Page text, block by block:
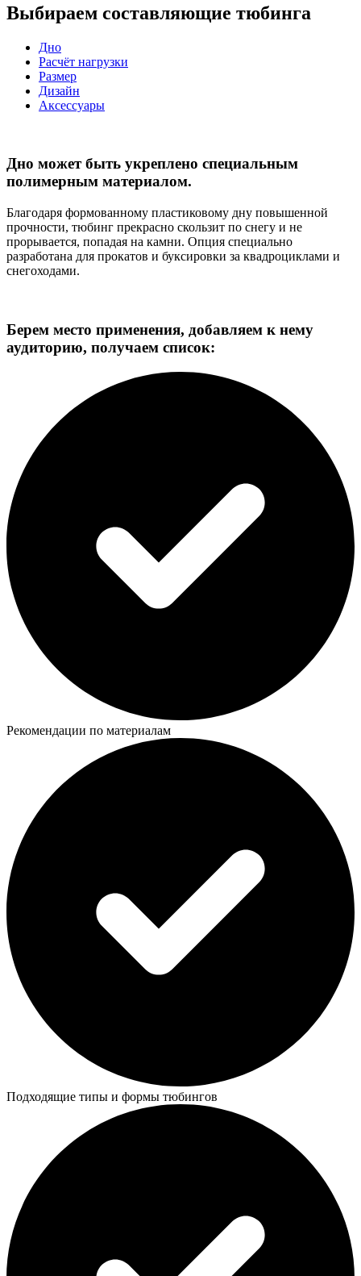
Выбираем составляющие тюбинга
Дно
Расчёт нагрузки
Размер
Дизайн
Аксессуары
Дно может быть укреплено специальным
полимерным материалом.
Благодаря формованному пластиковому дну повышенной
прочности, тюбинг прекрасно скользит по снегу и не
прорывается, попадая на камни. Опция специально
разработана для прокатов и буксировки за квадроциклами и
снегоходами.
Берем место применения, добавляем к нему
аудиторию, получаем список:
Рекомендации по материалам
Подходящие типы и формы тюбингов